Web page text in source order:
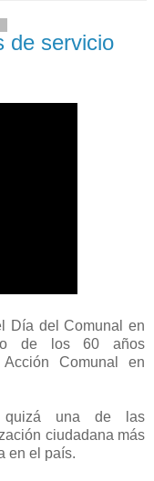
de servicio
Día del Comunal en
de los 60 años
Comunal en
quizá una de las
ciudadana más
en el país.